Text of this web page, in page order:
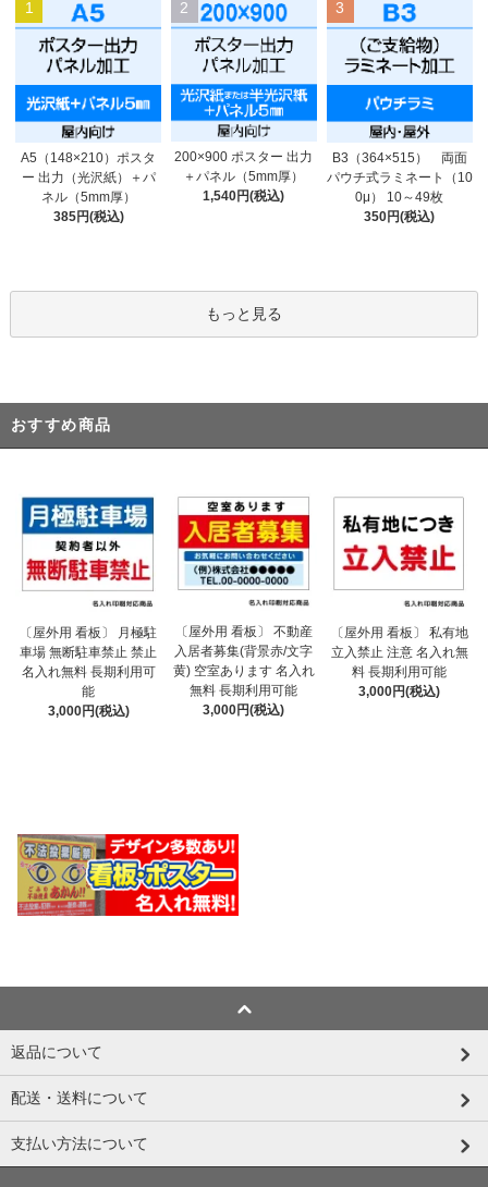
1
A5（148×210）ポスタ
ー 出力（光沢紙）＋パ
ネル（5mm厚）
385円(税込)
2
200×900 ポスター 出力
＋パネル（5mm厚）
1,540円(税込)
3
B3（364×515） 両面
パウチ式ラミネート（10
0μ） 10～49枚
350円(税込)
もっと見る
おすすめ商品
〔屋外用 看板〕 月極駐
車場 無断駐車禁止 禁止
名入れ無料 長期利用可
能
3,000円(税込)
〔屋外用 看板〕 不動産
入居者募集(背景赤/文字
黄) 空室あります 名入れ
無料 長期利用可能
3,000円(税込)
〔屋外用 看板〕 私有地
立入禁止 注意 名入れ無
料 長期利用可能
3,000円(税込)
返品について
配送・送料について
支払い方法について